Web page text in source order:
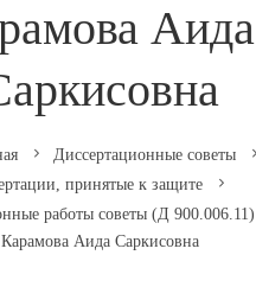
Аида
Диссертационные советы
принятые к защите
работы советы (Д 900.006.11)
Карамова Аида Саркисовна